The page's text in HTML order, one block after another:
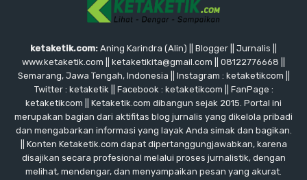
ketaketik.com: Aning Karindra (Alin) || Blogger || Jurnalis ||
www.ketaketik.com || ketaketikita@gmail.com || 08122776668 ||
Semarang, Jawa Tengah, Indonesia || Instagram : ketaketikcom ||
Twitter : ketaketik || Facebook : ketaketikcom || FanPage :
ketaketikcom || Ketaketik.com dibangun sejak 2015. Portal ini
merupakan bagian dari aktifitas blog jurnalis yang dikelola pribadi
dan mengabarkan informasi yang layak Anda simak dan bagikan.
|| Konten Ketaketik.com dapat dipertanggungjawabkan, karena
disajikan secara profesional melalui proses jurnalistik, dengan
melihat, mendengar, dan menyampaikan pesan yang akurat.